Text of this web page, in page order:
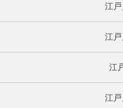
江
江
江
江